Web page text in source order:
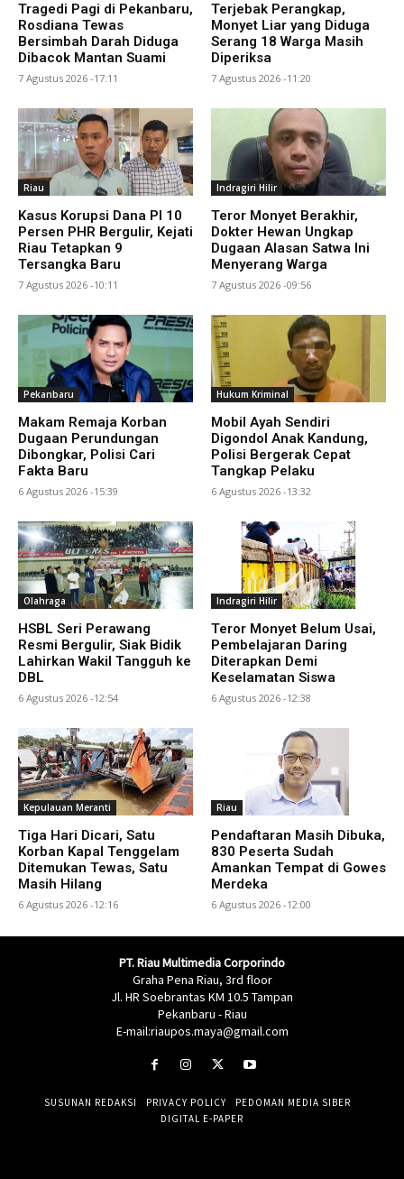
Tragedi Pagi di Pekanbaru,
Rosdiana Tewas
Bersimbah Darah Diduga
Dibacok Mantan Suami
7 Agustus 2026 -17:11
Terjebak Perangkap,
Monyet Liar yang Diduga
Serang 18 Warga Masih
Diperiksa
7 Agustus 2026 -11:20
Riau
Kasus Korupsi Dana PI 10
Persen PHR Bergulir, Kejati
Riau Tetapkan 9
Tersangka Baru
7 Agustus 2026 -10:11
Indragiri Hilir
Teror Monyet Berakhir,
Dokter Hewan Ungkap
Dugaan Alasan Satwa Ini
Menyerang Warga
7 Agustus 2026 -09:56
Pekanbaru
Makam Remaja Korban
Dugaan Perundungan
Dibongkar, Polisi Cari
Fakta Baru
6 Agustus 2026 -15:39
Hukum Kriminal
Mobil Ayah Sendiri
Digondol Anak Kandung,
Polisi Bergerak Cepat
Tangkap Pelaku
6 Agustus 2026 -13:32
Olahraga
HSBL Seri Perawang
Resmi Bergulir, Siak Bidik
Lahirkan Wakil Tangguh ke
DBL
6 Agustus 2026 -12:54
Indragiri Hilir
Teror Monyet Belum Usai,
Pembelajaran Daring
Diterapkan Demi
Keselamatan Siswa
6 Agustus 2026 -12:38
Kepulauan Meranti
Tiga Hari Dicari, Satu
Korban Kapal Tenggelam
Ditemukan Tewas, Satu
Masih Hilang
6 Agustus 2026 -12:16
Riau
Pendaftaran Masih Dibuka,
830 Peserta Sudah
Amankan Tempat di Gowes
Merdeka
6 Agustus 2026 -12:00
PT. Riau Multimedia Corporindo
Graha Pena Riau, 3rd floor
Jl. HR Soebrantas KM 10.5 Tampan
Pekanbaru - Riau
E-mail:riaupos.maya@gmail.com
SUSUNAN REDAKSI PRIVACY POLICY
PEDOMAN MEDIA SIBER
DIGITAL E-PAPER